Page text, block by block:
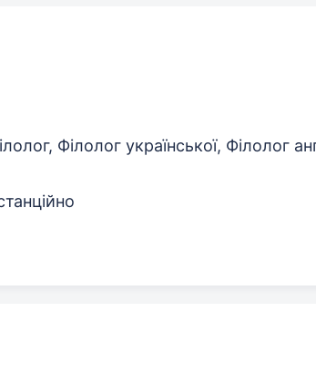
Філолог української, Філолог